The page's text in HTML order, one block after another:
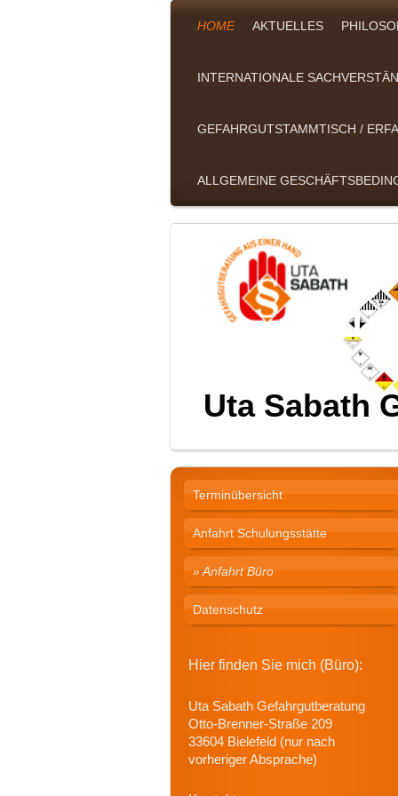
HOME AKTUELLES
INTERNATIONALE
GEFAHRGUTSTAMMTISCH /
ALLGEMEINE
Uta Sabath
Terminübersicht
Anfahrt Schulungsstätte
Anfahrt Büro
Datenschutz
Hier finden Sie mich (Büro):
Uta Sabath Gefahrgutberatung
Otto-Brenner-Straße 209
33604 Bielefeld (nur nach
vorheriger Absprache)